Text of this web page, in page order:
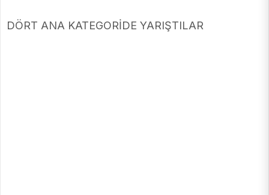
DÖRT ANA KATEGORİDE YARIŞTILAR